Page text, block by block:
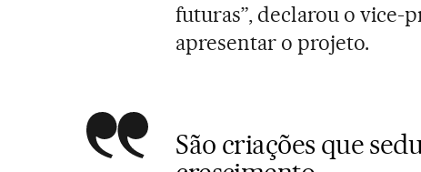
futuras”, declarou o vice-
apresentar o projeto.
São criações que